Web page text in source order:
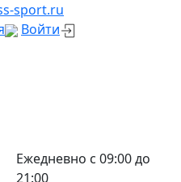
sport.ru
Войти
Ежедневно с 09:00 до
21:00